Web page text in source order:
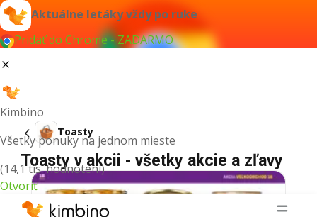
Aktuálne letáky vždy po ruke
Pridať do Chrome - ZADARMO
Kimbino
Všetky ponuky na jednom mieste
(14,1 tis. hodnotení)
Otvoriť
Toasty
Toasty v akcii - všetky akcie a zľavy